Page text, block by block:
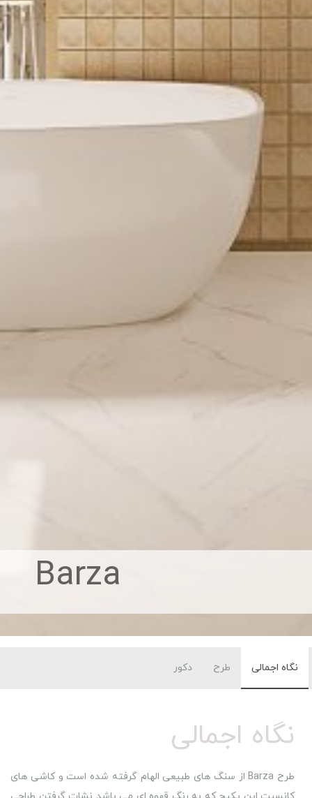
Barza
نگاه اجمالی طرح دکور
نگاه اجمالی
طرح Barza از سنگ های طبیعی الهام گرفته شده است و کاشی های